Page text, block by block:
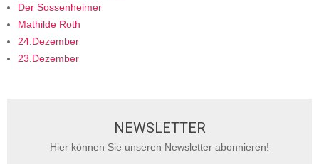
Der Sossenheimer
Mathilde Roth
24.Dezember
23.Dezember
NEWSLETTER
Hier können Sie unseren Newsletter abonnieren!